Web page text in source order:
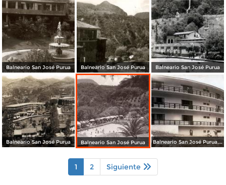
Balneario San José Purua Balneario San José Purua Balneario San José Purua
Balneario San José Purua Balneario San José Purua Balneario San José Purua, Nueva Sección
1 2 Siguiente